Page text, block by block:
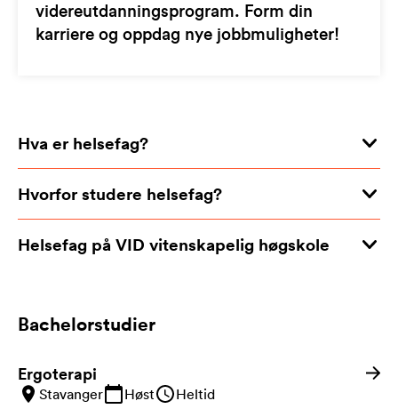
videreutdanningsprogram. Form din
karriere og oppdag nye jobbmuligheter!
Hva er helsefag?
Hvorfor studere helsefag?
Helsefag på VID vitenskapelig høgskole
Bachelorstudier
Ergoterapi
Stavanger Høst Heltid